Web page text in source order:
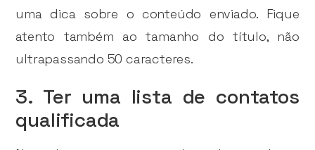
uma dica sobre o conteúdo enviado. Fique
atento também ao tamanho do título, não
ultrapassando 50 caracteres.
3. Ter uma lista de contatos
qualificada